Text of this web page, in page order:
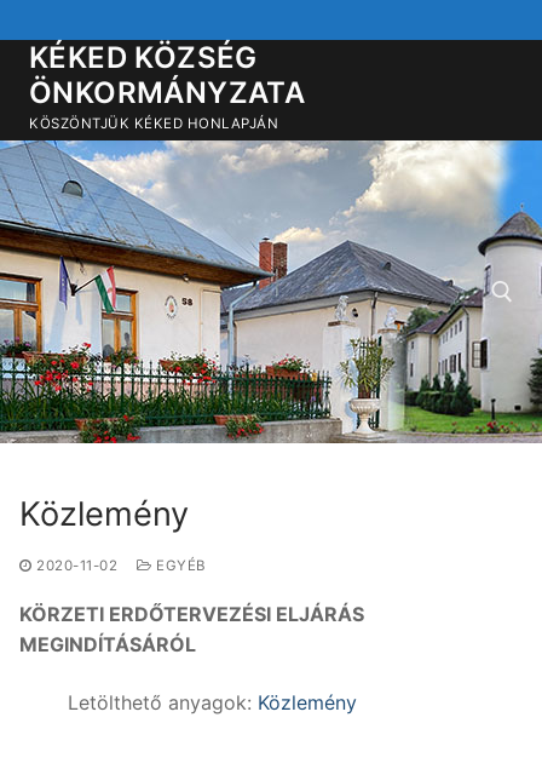
a
tartalomra
KÉKED KÖZSÉG
ÖNKORMÁNYZATA
KÖSZÖNTJÜK KÉKED HONLAPJÁN
Keresése:
Közlemény
2020-11-02 EGYÉB
KÖRZETI ERDŐTERVEZÉSI ELJÁRÁS
MEGINDÍTÁSÁRÓL
Letölthető anyagok: Közlemény